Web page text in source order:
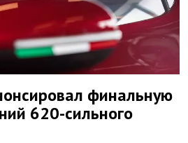
финальную
620-сильного